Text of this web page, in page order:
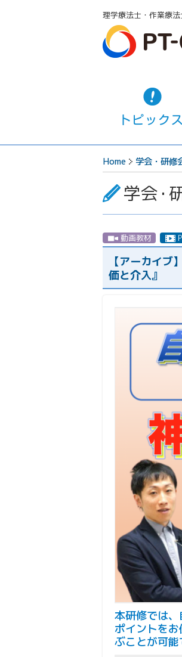
理学療法士・作業療
Home 学会・研修
学会・
動画教材
【アーカイ
価と介入』
本研修では
ポイントを
ぶことが可能